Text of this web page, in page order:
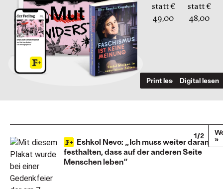
statt €
49,00
Print lesen
statt €
48,00
Digital lesen
Eshkol Nevo: „Ich muss weiter daran
festhalten, dass auf der anderen Seite
Menschen leben“
1/2
»